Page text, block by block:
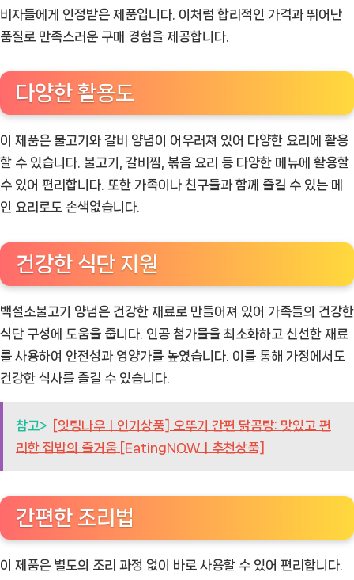
비자들에게 인정받은 제품입니다. 이처럼 합리적인 가격과 뛰어난
품질로 만족스러운 구매 경험을 제공합니다.
다양한 활용도
이 제품은 불고기와 갈비 양념이 어우러져 있어 다양한 요리에 활용
할 수 있습니다. 불고기, 갈비찜, 볶음 요리 등 다양한 메뉴에 활용할
수 있어 편리합니다. 또한 가족이나 친구들과 함께 즐길 수 있는 메
인 요리로도 손색없습니다.
건강한 식단 지원
백설소불고기 양념은 건강한 재료로 만들어져 있어 가족들의 건강한
식단 구성에 도움을 줍니다. 인공 첨가물을 최소화하고 신선한 재료
를 사용하여 안전성과 영양가를 높였습니다. 이를 통해 가정에서도
건강한 식사를 즐길 수 있습니다.
참고> [잇팅나우ㅣ인기상품] 오뚜기 간편 닭곰탕: 맛있고 편
리한 집밥의 즐거움 [EatingNOWㅣ추천상품]
간편한 조리법
이 제품은 별도의 조리 과정 없이 바로 사용할 수 있어 편리합니다.